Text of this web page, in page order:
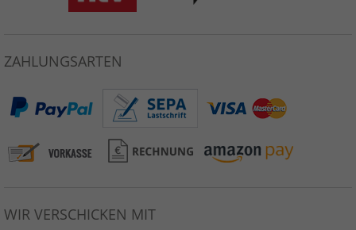
ZAHLUNGSARTEN
WIR VERSCHICKEN MIT